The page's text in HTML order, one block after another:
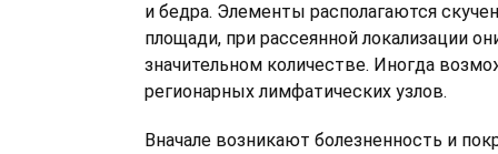
и бедра. Элементы располагаются
площади, при рассеянной локализации
значительном количестве. Иногда
регионарных лимфатических узлов.
Вначале возникают болезненность и